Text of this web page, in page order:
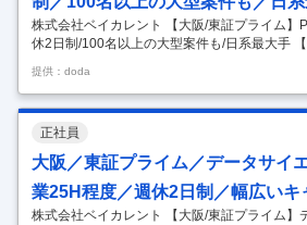
株式会社ベイカレント 【大阪/東証プライム
休2日制/100名以上の大型案件も/日系最大手
プライム】PL◆平均残業25H程度/週休2日制/
系最大手 【具体的な仕事内容】 【日経最大手
テムインテグレーション領域において新会社
多数/ITコンサル・マネジメント・スペシャリ
域・サービス問わない『ワンプール制』】 ◎
ンチームとなることで、国内外の様々な課題
し国内最大規模の案件を担当できる ※株式 …
提供：doda
正社員
大阪／東証プライム／データサイ
業25H程度／週休2日制／幅広いキ
株式会社ベイカレント 【大阪/東証プライム